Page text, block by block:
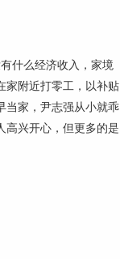
什么经济收入，家境
家附近打零工，以补贴
当家，尹志强从小就乖
高兴开心，但更多的是